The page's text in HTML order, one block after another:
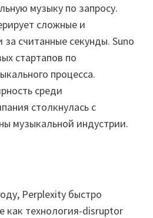
музыку по запросу.
сложные и
за считанные секунды. Suno
стартапов по
процесса.
среди
столкнулась с
музыкальной индустрии.
Perplexity быстро
как технология-disruptor